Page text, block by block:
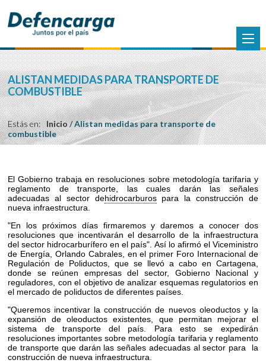
ALISTAN MEDIDAS PARA TRANSPORTE DE
COMBUSTIBLE
Estás en: Inicio/Alistan medidas para transporte de
combustible
El Gobierno trabaja en resoluciones sobre metodología tarifaria y
reglamento de transporte, las cuales darán las señales
adecuadas al sector dehidrocarburospara la construcción de
nueva infraestructura.
"En los próximos días firmaremos y daremos a conocer dos
resoluciones que incentivarán el desarrollo de la infraestructura
del sector hidrocarburífero en el país". Así lo afirmó el Viceministro
de Energía, Orlando Cabrales, en el primer Foro Internacional de
Regulación de Poliductos, que se llevó a cabo en Cartagena,
donde se reúnen empresas del sector, Gobierno Nacional y
reguladores, con el objetivo de analizar esquemas regulatorios en
el mercado de poliductos de diferentes países.
"Queremos incentivar la construcción de nuevos oleoductos y la
expansión de oleoductos existentes, que permitan mejorar el
sistema de transporte del país. Para esto se expedirán
resoluciones importantes sobre metodología tarifaria y reglamento
de transporte que darán las señales adecuadas al sector para la
construcción de nueva infraestructura.